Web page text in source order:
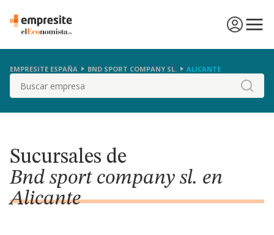
EMPRESITE ESPAÑA BND SPORT COMPANY SL. ALICANTE
Buscar
Sucursales de
Bnd sport company sl. en
Alicante